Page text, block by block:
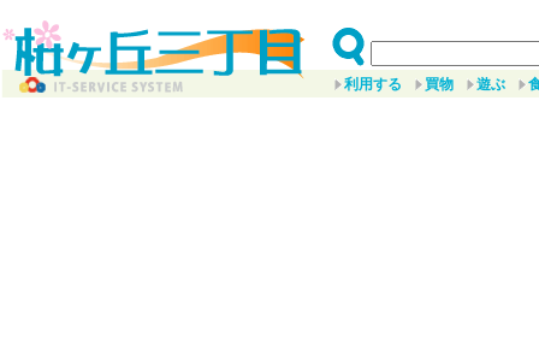
利用する 買物 遊ぶ